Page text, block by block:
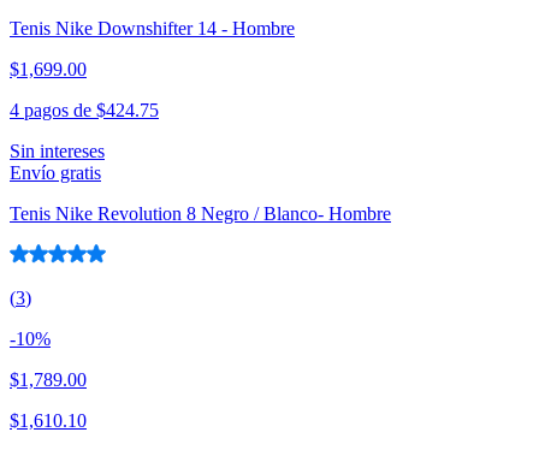
Tenis Nike Downshifter 14 - Hombre
$1,699.00
4 pagos de $424.75
Sin intereses
Envío gratis
Tenis Nike Revolution 8 Negro / Blanco- Hombre
(3)
-10%
$1,789.00
$1,610.10